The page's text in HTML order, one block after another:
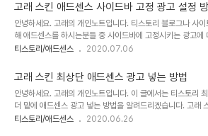
고래 스킨 애드센스 사이드바 고정 광고 설정
안녕하세요. 고래의 개인노트입니다. 티스토리 블로그나 사이
해 애드센스를 하시는분들 중 사이드바에 고정시키는 광고에
번쯤 고민해보셨을 수 있습니다. 그 동안, 애드센스 사이드바
고, 실제로 요 몇년간 애드센스 광고 게제위치 정책 "부자연스
식으로 광고에 대한 관심 유도"에 사이드바 고정시 정책에 위
내용이 포함되어 있었습니다. 하지만, 이 내용이 19 년도 언
지 변경되어 사라지게 되면서, 작년 부터 사이드바에 애드센
시켜 사용하는 사이트들이 생겨나고 있는데요. 블로그 운영하
티스토리/애드센스 2020.07.06
고래 스킨 최상단 애드센스 광고 넣는 방법
안녕하세요. 고래의 개인노트입니다. 이 글에서는 티스토리 최
더 밑에 애드센스 광고 넣는 방법을 알려드리겠습니다. 고래
이니 참조하시기 바랍니다. 티스토리 고래 스킨 최상단 애드센
티스토리/애드센스 2020.06.26